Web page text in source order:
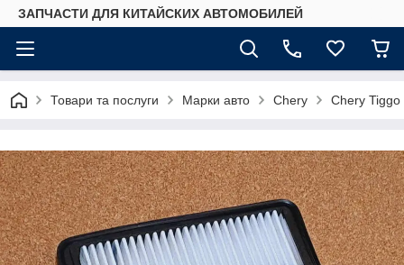
ЗАПЧАСТИ ДЛЯ КИТАЙСКИХ АВТОМОБИЛЕЙ
Товари та послуги Марки авто Chery Chery Tiggo